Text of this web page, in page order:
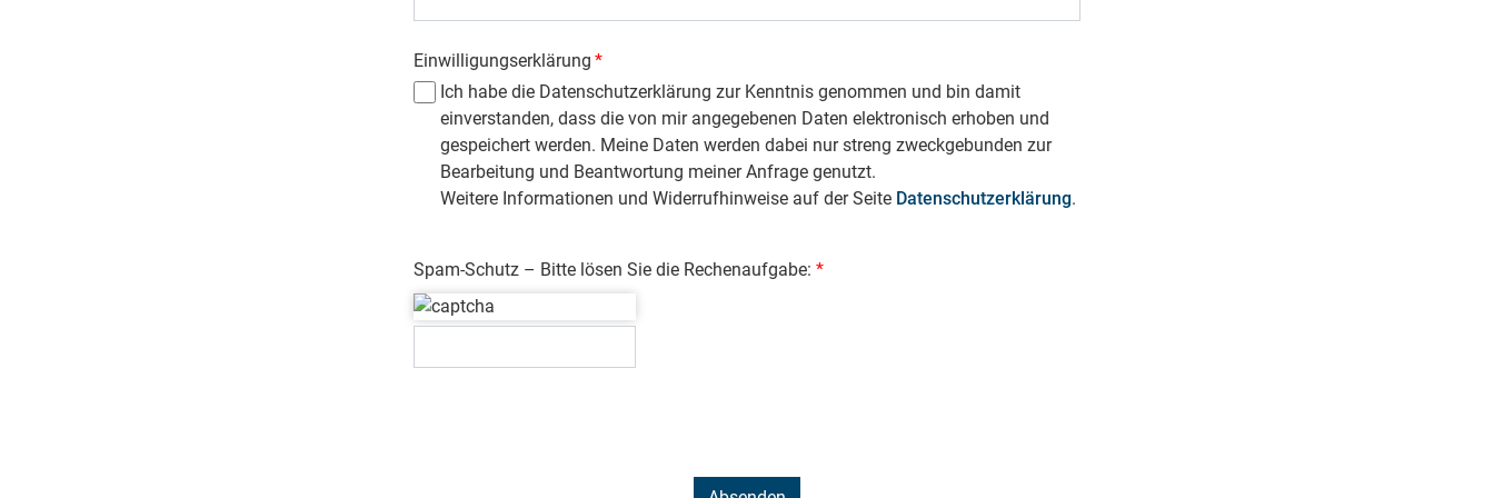
Einwilligungserklärung *
Ich habe die Datenschutzerklärung zur Kenntnis genommen und bin damit
einverstanden, dass die von mir angegebenen Daten elektronisch erhoben und
gespeichert werden. Meine Daten werden dabei nur streng zweckgebunden zur
Bearbeitung und Beantwortung meiner Anfrage genutzt.
Weitere Informationen und Widerrufhinweise auf der Seite Datenschutzerklärung.
Spam-Schutz – Bitte lösen Sie die Rechenaufgabe: